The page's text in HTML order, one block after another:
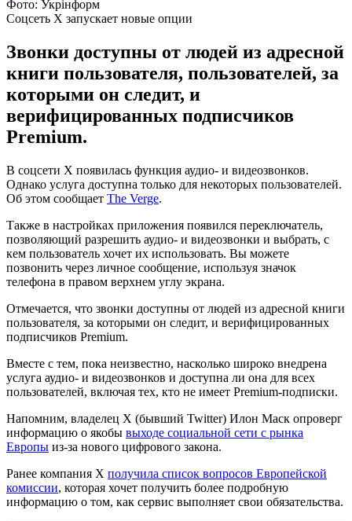
Фото: Укрінформ
Соцсеть X запускает новые опции
Звонки доступны от людей из адресной
книги пользователя, пользователей, за
которыми он следит, и
верифицированных подписчиков
Premium.
В соцсети X появилась функция аудио- и видеозвонков.
Однако услуга доступна только для некоторых пользователей.
Об этом сообщает The Verge.
Также в настройках приложения появился переключатель,
позволяющий разрешить аудио- и видеозвонки и выбрать, с
кем пользователь хочет их использовать. Вы можете
позвонить через личное сообщение, используя значок
телефона в правом верхнем углу экрана.
Отмечается, что звонки доступны от людей из адресной книги
пользователя, за которыми он следит, и верифицированных
подписчиков Premium.
Вместе с тем, пока неизвестно, насколько широко внедрена
услуга аудио- и видеозвонков и доступна ли она для всех
пользователей, включая тех, кто не имеет Premium-подписки.
Напомним, владелец Х (бывший Twitter) Илон Маск опроверг
информацию о якобы выходе социальной сети с рынка
Европы из-за нового цифрового закона.
Ранее компания Х получила список вопросов Европейской
комиссии, которая хочет получить более подробную
информацию о том, как сервис выполняет свои обязательства.